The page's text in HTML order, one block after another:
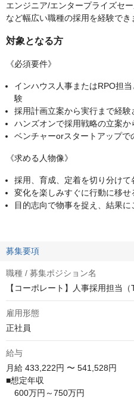
エンジニア/エンタープライズセ
など幅広い職種の採用を経験でき
対象となる方
《必須要件》
インハウス人事またはRPO担
験
採用計画立案から実行まで経験
ハンズオンで採用戦略の立案
ベンチャーorスタートアップで
《求める人物像》
採用、育成、定着を切り分け
変化を楽しみすぐに行動に移せ
目的志向で物事を捉え、結果
募集要項
職種 / 募集ポジション名
【コーポレート】人事採用担当（
雇用形態
正社員
給与
月給 433,222円 〜 541,528円
■想定年収
600万円～750万円